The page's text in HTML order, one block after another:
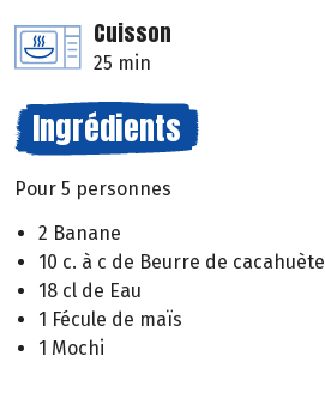
Cuisson
25 min
Ingrédients
Pour 5 personnes
2 Banane
10 c. à c de Beurre de cacahuète
18 cl de Eau
1 Fécule de maïs
1 Mochi